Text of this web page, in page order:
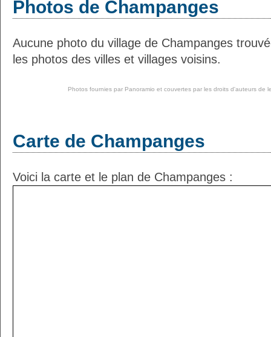
Photos de Champanges
Aucune photo du village de Champanges
les photos des villes et villages voisins.
Photos fournies par Panoramio et couvertes par les droits d'auteurs de
Carte de Champanges
Voici la carte et le plan de Champanges :